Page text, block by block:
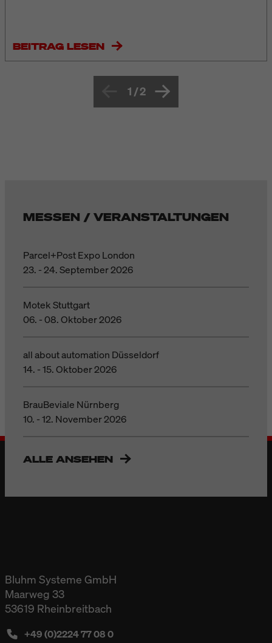
BEITRAG LESEN
1 /2
MESSEN / VERANSTALTUNGEN
Parcel+Post Expo London
23. - 24. September 2026
Motek Stuttgart
06. - 08. Oktober 2026
all about automation Düsseldorf
14. - 15. Oktober 2026
BrauBeviale Nürnberg
10. - 12. November 2026
ALLE ANSEHEN
Bluhm Systeme GmbH
Maarweg 33
53619 Rheinbreitbach
+49 (0)2224 77 08 0